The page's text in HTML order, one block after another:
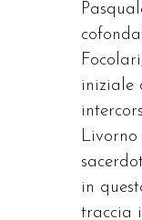
iniziale
Livorno
in
traccia